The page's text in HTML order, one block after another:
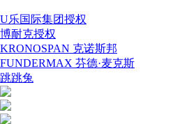
U乐国际集团授权
博耐克授权
KRONOSPAN 克诺斯邦
FUNDERMAX 芬德·麦克斯
跳跳兔